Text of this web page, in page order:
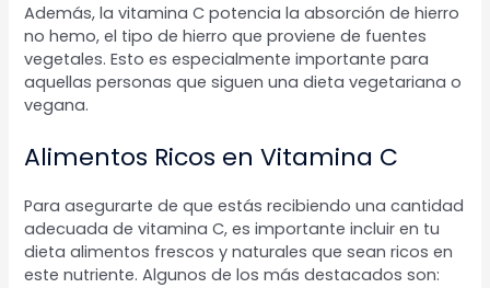
Además, la vitamina C potencia la absorción de hierro
no hemo, el tipo de hierro que proviene de fuentes
vegetales. Esto es especialmente importante para
aquellas personas que siguen una dieta vegetariana o
vegana.
Alimentos Ricos en Vitamina C
Para asegurarte de que estás recibiendo una cantidad
adecuada de vitamina C, es importante incluir en tu
dieta alimentos frescos y naturales que sean ricos en
este nutriente. Algunos de los más destacados son: